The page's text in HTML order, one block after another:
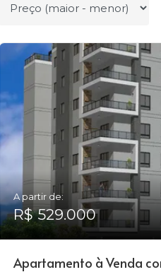
Ordenar por
A partir de:
R$ 529.000
Apartamento à Venda